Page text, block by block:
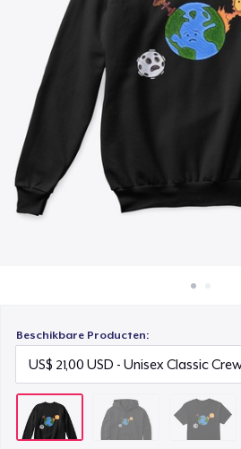
Verkoop overal
Beschikbare Producten:
Classic Crew Neck T-Shirt
Classic Long Sleeve Tee
US$ 16,00